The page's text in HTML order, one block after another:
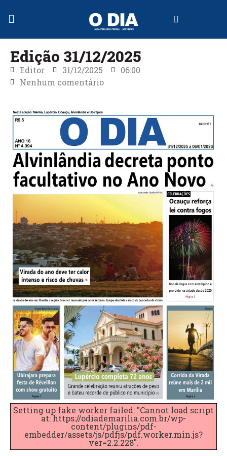
Edição 31/12/2025
Editor 31/12/2025
06:00
Nenhum comentário
Setting up fake worker failed: "Cannot load script
at: https://odiademarilia.com.br/wp-
content/plugins/pdf-
embedder/assets/js/pdfjs/pdf.worker.min.js?
ver=2.2.228".